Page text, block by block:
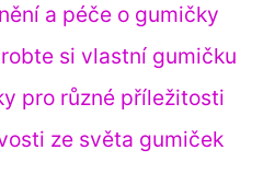
a péče o gumičky
si vlastní gumičku
pro různé příležitosti
ze světa gumiček